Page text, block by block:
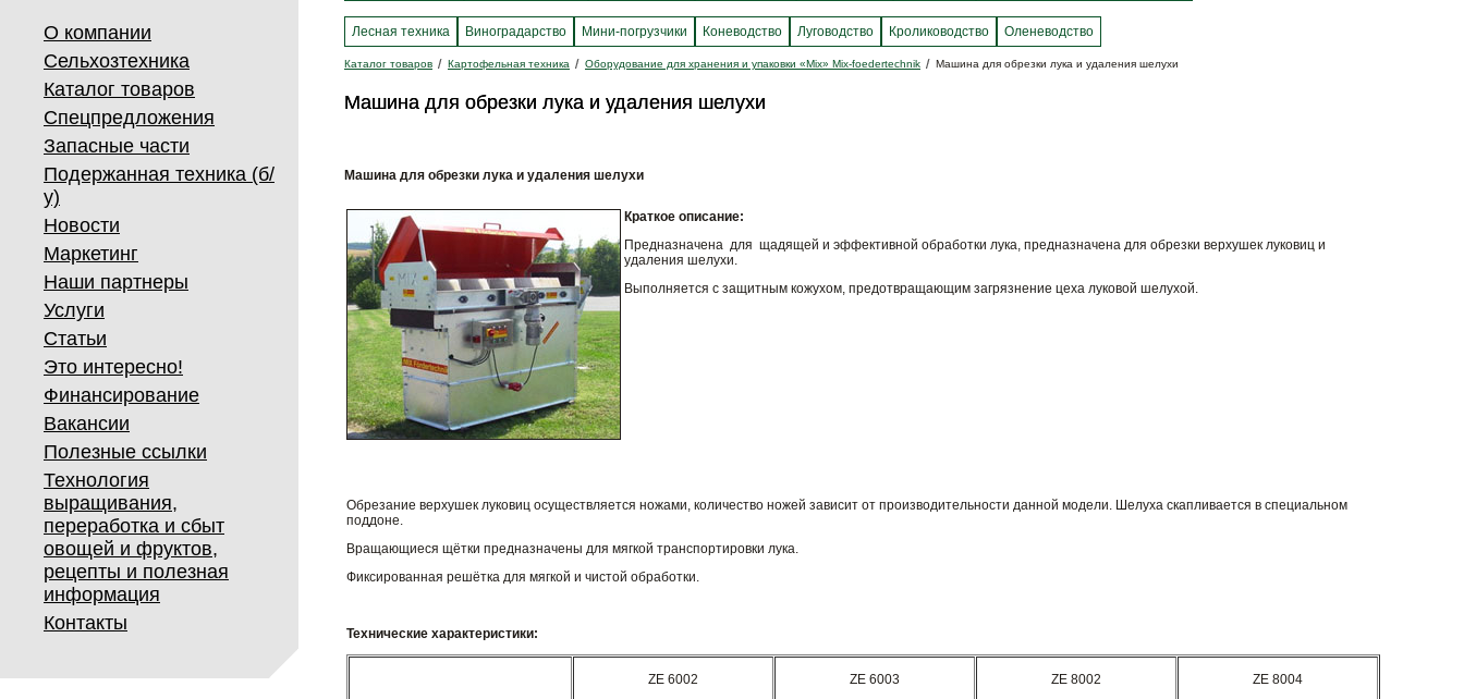
О компании
Сельхозтехника
Каталог товаров
Спецпредложения
Запасные части
Подержанная техника (б/
у)
Новости
Маркетинг
Наши партнеры
Услуги
Статьи
Это интересно!
Финансирование
Вакансии
Полезные ссылки
Технология
выращивания,
переработка и сбыт
овощей и фруктов,
рецепты и полезная
информация
Контакты
Лесная техника Виноградарство Мини-погрузчики Коневодство Луговодство Кролиководство Оленеводство
Каталог товаров Картофельная техника Оборудование для хранения и упаковки «Mix» Mix-foedertechnik Машина для обрезки лука и удаления шелухи
Машина для обрезки лука и удаления шелухи
Машина для обрезки лука и удаления шелухи
Машина для обрезки лука и удаления шелухи
Краткое описание:
Предназначена для щадящей и эффективной обработки лука, предназначена для обрезки верхушек луковиц и
удаления шелухи.
Выполняется с защитным кожухом, предотвращающим загрязнение цеха луковой шелухой.
Обрезание верхушек луковиц осуществляется ножами, количество ножей зависит от производительности данной модели. Шелуха скапливается в специальном
поддоне.
Вращающиеся щётки предназначены для мягкой транспортировки лука.
Фиксированная решётка для мягкой и чистой обработки.
Технические характеристики:
ZE 6002 ZE 6003 ZE 8002 ZE 8004